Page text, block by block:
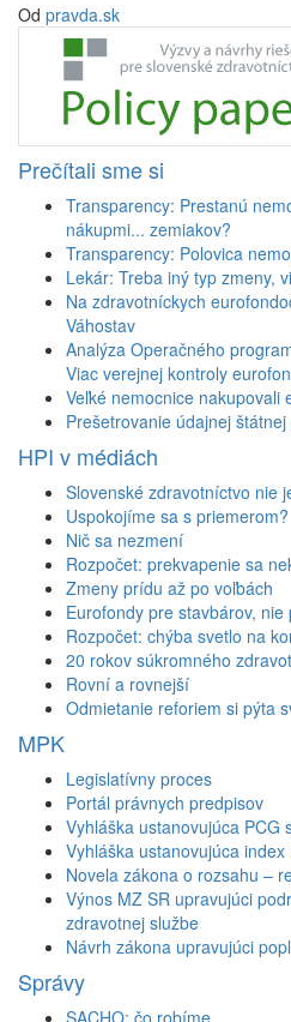
Od pravda.sk
Prečítali sme si
Transparency: Prestanú
nákupmi... zemiakov?
Transparency: Polovica
Lekár: Treba iný typ zmeny,
Na zdravotníckych
Váhostav
Analýza Operačného
Viac verejnej kontroly
Veľké nemocnice nakupovali
Prešetrovanie údajnej
HPI v médiách
Slovenské zdravotníctvo nie
Uspokojíme sa s priemerom?
Nič sa nezmení
Rozpočet: prekvapenie sa
Zmeny prídu až po voľbách
Eurofondy pre stavbárov,
Rozpočet: chýba svetlo na
20 rokov súkromného
Rovní a rovnejší
Odmietanie reforiem si pýta
MPK
Legislatívny proces
Portál právnych predpisov
Vyhláška ustanovujúca PCG
Vyhláška ustanovujúca
Novela zákona o rozsahu –
Výnos MZ SR upravujúci
zdravotnej službe
Návrh zákona upravujúci
Správy
SACHO: čo robíme